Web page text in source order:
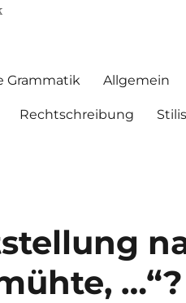
Grammatik Allgemein
Rechtschreibung
…“?